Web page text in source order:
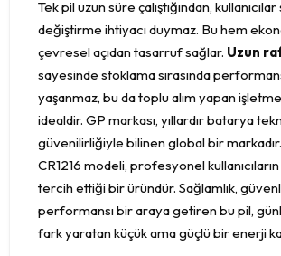
Tek pil uzun süre çalıştığından, kullanıcılar
değiştirme ihtiyacı duymaz. Bu hem
çevresel açıdan tasarruf sağlar. Uzun
sayesinde stoklama sırasında
yaşanmaz, bu da toplu alım yapan
idealdir. GP markası, yıllardır batarya
güvenilirliğiyle bilinen global bir
CR1216 modeli, profesyonel
tercih ettiği bir üründür. Sağlamlık,
performansı bir araya getiren bu pil,
fark yaratan küçük ama güçlü bir enerji